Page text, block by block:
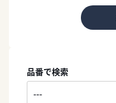
品番で検索